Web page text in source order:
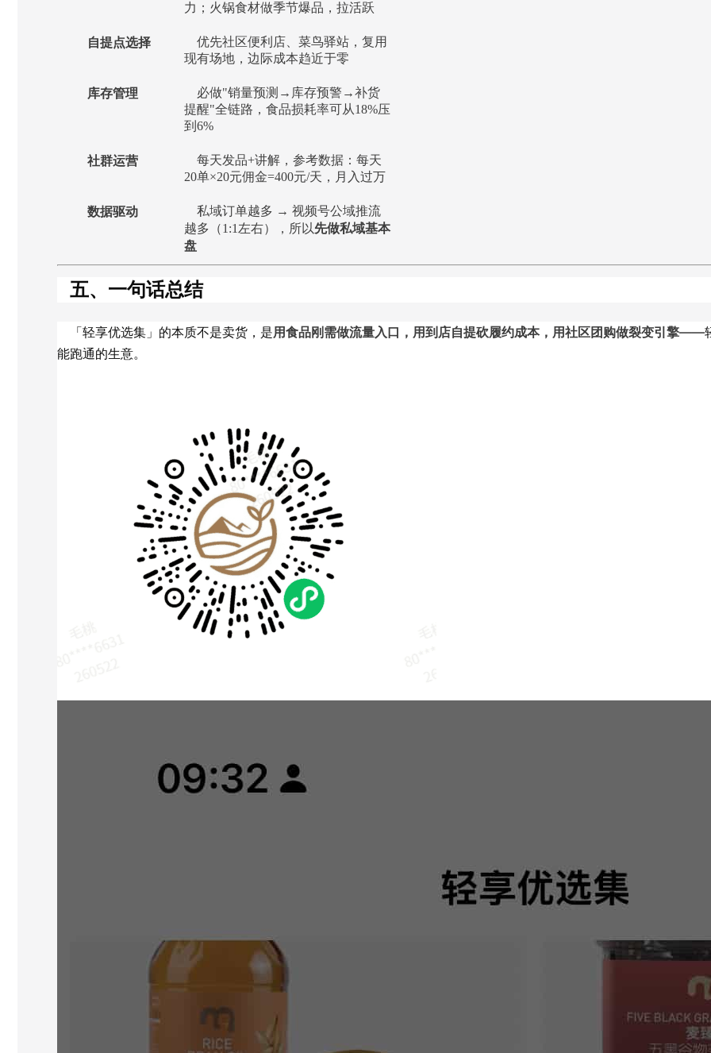
力；火锅食材做季节爆品，拉活跃
自提点选择
优先社区便利店、菜鸟驿站，复用
现有场地，边际成本趋近于零
库存管理
必做"销量预测→库存预警→补货
提醒"全链路，食品损耗率可从18%压
到6%
社群运营
每天发品+讲解，参考数据：每天
20单×20元佣金=400元/天，月入过万
数据驱动
私域订单越多 → 视频号公域推流
越多（1:1左右），所以先做私域基本
盘
五、一句话总结
「轻享优选集」的本质不是卖货，是用食品刚需做流量入口，用到店自提砍履约成本，用社区团购做裂变引擎——轻
能跑通的生意。